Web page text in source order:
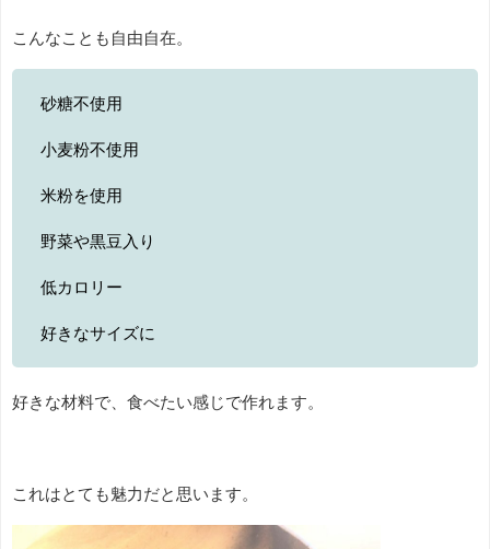
こんなことも自由自在。
砂糖不使用
小麦粉不使用
米粉を使用
野菜や黒豆入り
低カロリー
好きなサイズに
好きな材料で、食べたい感じで作れます。
これはとても魅力だと思います。